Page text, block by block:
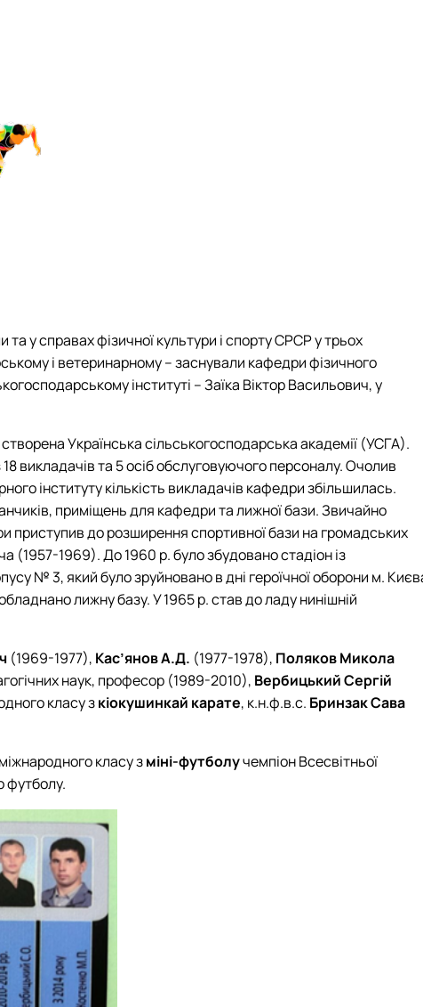
у справах фізичної культури і спорту СРСР у трьох
і ветеринарному – заснували кафедри фізичного
інституті – Заїка Віктор Васильович, у
Українська сільськогосподарська академії (УСГА).
викладачів та 5 осіб обслуговуючого персоналу. Очолив
інституту кількість викладачів кафедри збільшилась.
приміщень для кафедри та лижної бази. Звичайно
приступив до розширення спортивної бази на громадських
(1957-1969). До 1960 р. було збудовано стадіон із
№ 3, який було зруйновано в дні героїчної оборони м.
лижну базу. У 1965 р. став до ладу нинішній
(1969-1977), Кас’янов А.Д. (1977-1978), Поляков Микола
наук, професор (1989-2010), Вербицький Сергій
класу зкіокушинкай карате, к.н.ф.в.с. Бринзак Сава
класу зміні-футболучемпіон Всесвітньої
футболу.